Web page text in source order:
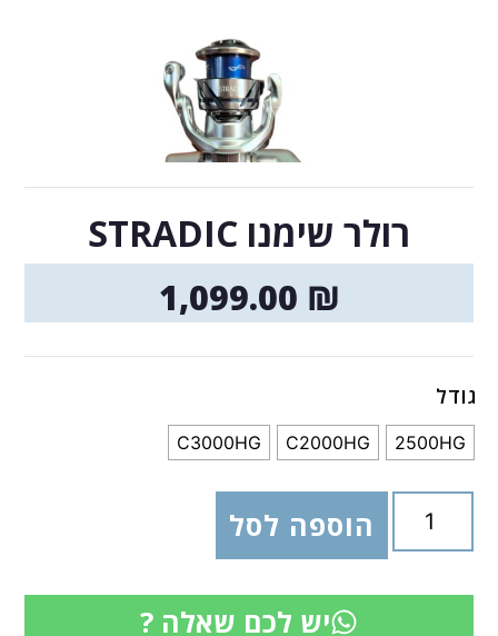
רולר שימנו STRADIC
1,099.00 ₪
גודל
2500HG
C2000HG
C3000HG
הוספה לסל
יש לכם שאלה ?